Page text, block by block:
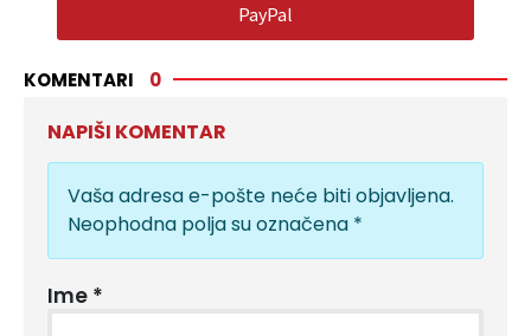
PayPal
KOMENTARI 0
NAPIŠI KOMENTAR
Vaša adresa e-pošte neće biti objavljena.
Neophodna polja su označena *
Ime *